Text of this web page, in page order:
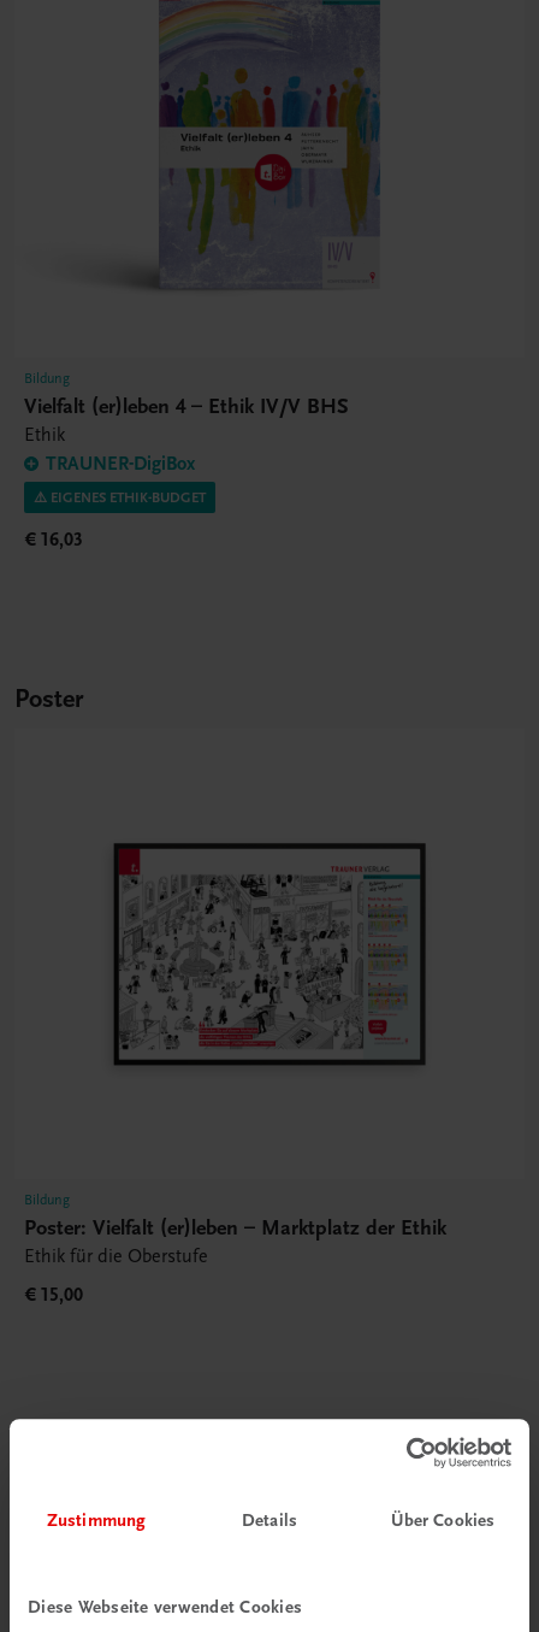
Zustimmung Details Über Cookies
Diese Webseite verwendet Cookies
Bildung
Vielfalt (er)leben 4 – Ethik IV/V BHS
Ethik
TRAUNER-DigiBox
⚠️ EIGENES ETHIK-BUDGET
€ 16,03
Poster
Bildung
Poster: Vielfalt (er)leben – Marktplatz der Ethik
Ethik für die Oberstufe
€ 15,00